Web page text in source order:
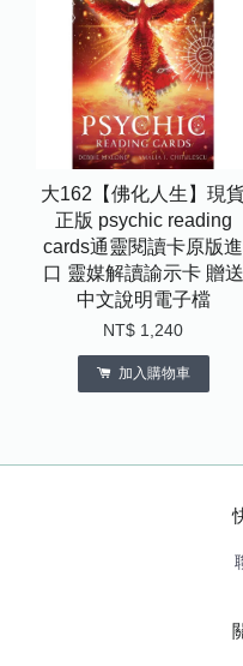
大162【佛化人生】現
正版 psychic reading
cards通靈閱讀卡原版進
口 靈媒解讀諭示卡 贈送
中文說明電子檔
NT$ 1,240
加入購物車